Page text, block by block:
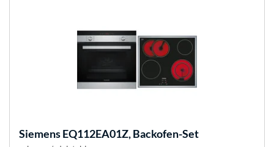
SiemensEQ112EA01Z, Backofen-Set